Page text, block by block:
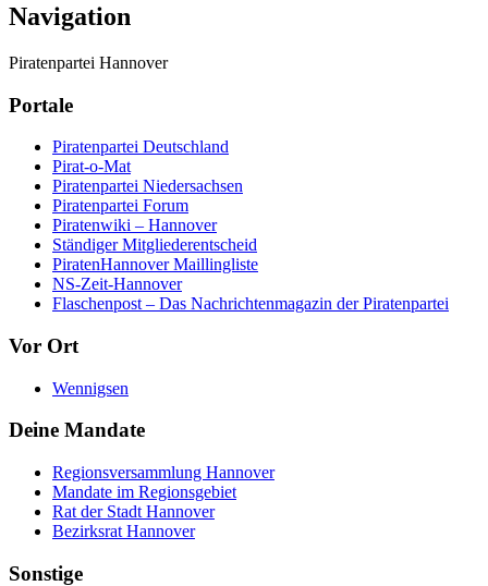
Navigation
Piratenpartei Hannover
Portale
Piratenpartei Deutschland
Pirat-o-Mat
Piratenpartei Niedersachsen
Piratenpartei Forum
Piratenwiki – Hannover
Ständiger Mitgliederentscheid
PiratenHannover Maillingliste
NS-Zeit-Hannover
Flaschenpost – Das Nachrichtenmagazin der Piratenpartei
Vor Ort
Wennigsen
Deine Mandate
Regionsversammlung Hannover
Mandate im Regionsgebiet
Rat der Stadt Hannover
Bezirksrat Hannover
Sonstige